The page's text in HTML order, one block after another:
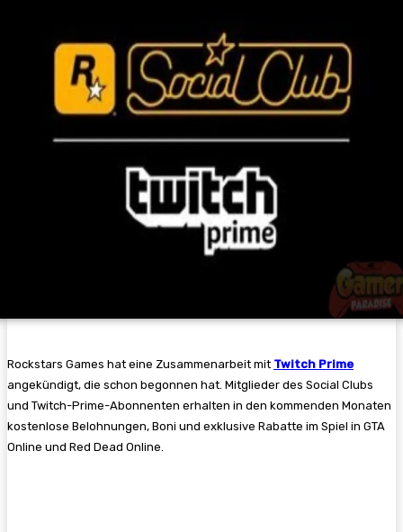
Rockstars Games hat eine Zusammenarbeit mit Twitch Prime
angekündigt, die schon begonnen hat. Mitglieder des Social Clubs
und Twitch-Prime-Abonnenten erhalten in den kommenden Monaten
kostenlose Belohnungen, Boni und exklusive Rabatte im Spiel in GTA
Online und Red Dead Online.